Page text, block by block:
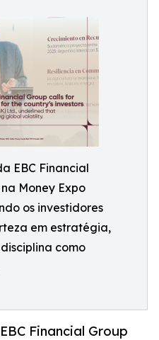
EBC Financial
Money Expo
os investidores
em estratégia,
como
Financial Group